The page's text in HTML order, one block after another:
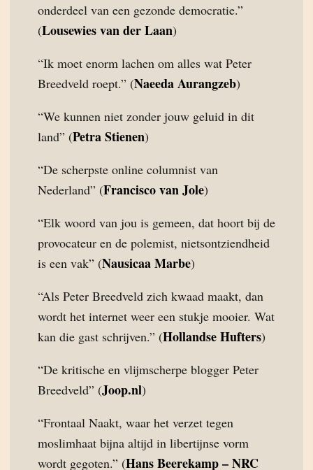
onderdeel van een gezonde democratie.”
(Lousewies van der Laan)
“Ik moet enorm lachen om alles wat Peter
Breedveld roept.” (Naeeda Aurangzeb)
“We kunnen niet zonder jouw geluid in dit
land” (Petra Stienen)
“De scherpste online columnist van
Nederland” (Francisco van Jole)
“Elk woord van jou is gemeen, dat hoort bij de
provocateur en de polemist, nietsontziendheid
is een vak” (Nausicaa Marbe)
“Als Peter Breedveld zich kwaad maakt, dan
wordt het internet weer een stukje mooier. Wat
kan die gast schrijven.” (Hollandse Hufters)
“De kritische en vlijmscherpe blogger Peter
Breedveld” (Joop.nl)
“Frontaal Naakt, waar het verzet tegen
moslimhaat bijna altijd in libertijnse vorm
wordt gegoten.” (Hans Beerekamp – NRC